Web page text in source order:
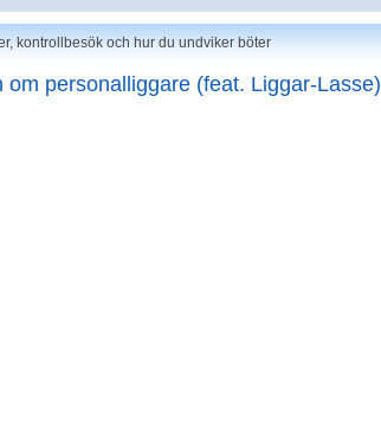
kontrollbesök och hur du undviker böter
om personalliggare (feat. Liggar-Lasse)